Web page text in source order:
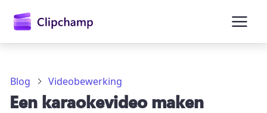
Blog Videobewerking
Een karaokevideo maken